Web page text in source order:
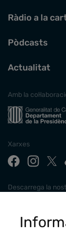
Ràdio a la
Pòdcasts
Actualitat
Amb la
Xarxes
Descarrega la